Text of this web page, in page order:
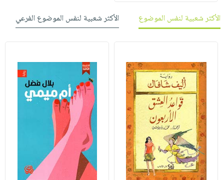
الأكثر شعبية لنفس الموضوع الأكثر شعبية لنفس الموضوع الفرعي